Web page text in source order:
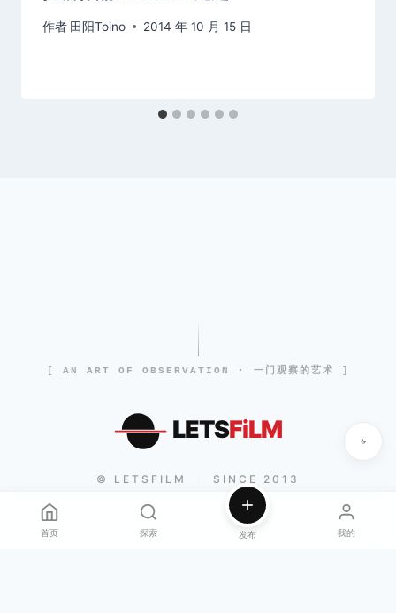
作者 田阳Toino 2014 年 10 月 15 日
[ AN ART OF OBSERVATION · 一门观察的艺术 ]
LETSFiLM
© LETSFILM SINCE 2013
首页 探索 发布 我的